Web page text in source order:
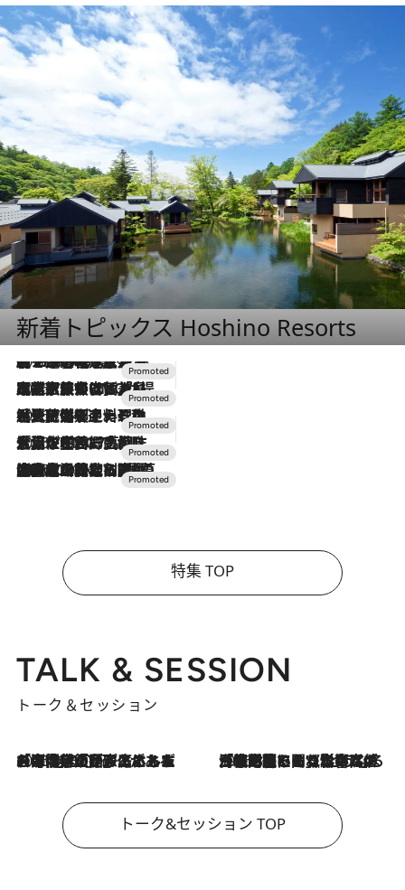
新着トピックス Hoshino Resorts
2026.8.7
【トンボの足水浴】ヒノキの香りに包まれて涼感マックス！約13℃の湧水かけ流しを避暑地「星野温泉 トンボの湯」で体験
2026.7.31
【ホテル帰省】という選択肢をOMOが提案。家族とほどよい距離を保つには「昼は実家、夜は気兼ねなくホテルで！」
2026.7.24
【夏限定ディナーコース】旬を迎える稚鮎や花ズッキーニなどをイタリア・トスカーナの郷土料理の手法で満喫！
2026.7.17
「土佐和ハーブかき氷」がOMO7高知に登場！生姜、山椒、大葉など目にも舌にも涼を呼ぶ郷土の味
2026.7.10
NEW OPEN！【界 草津】名湯の地に誕生。趣の異なる2種の温泉と上州ならではの会席・蕎麦割烹など美食を味わう究極の癒やし旅
特集 TOP
TALK & SESSION
トーク＆セッション
2026.8.3
「今後値上げがあるとすれば…」「リスクがあるのは今年の冬」エネルギー専門家が語る、ホルムズ海峡封鎖が家庭にもたらす“ある心配” 2026.8.3
「住宅建てられない…」「サーチャージ料の高値が続いている」ホルムズ海峡封鎖による影響はいつまで続く？《エネルギー専門家に聞く“どうなる日本の暮らし”》
トーク&セッション TOP